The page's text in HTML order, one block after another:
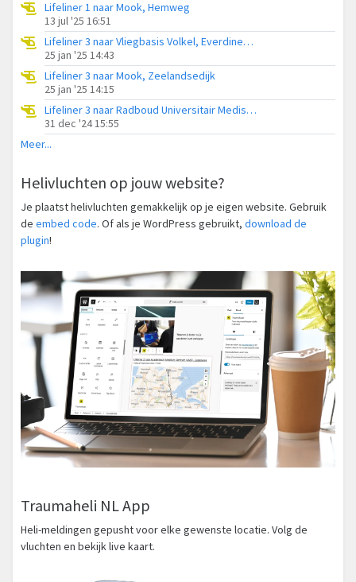
Lifeliner 1 naar Mook, Hemweg
13 jul '25 16:51
Lifeliner 3 naar Vliegbasis Volkel, Everdineweerd
25 jan '25 14:43
Lifeliner 3 naar Mook, Zeelandsedijk
25 jan '25 14:15
Lifeliner 3 naar Radboud Universitair Medisch Centrum, Halderweg
31 dec '24 15:55
Meer...
Helivluchten op jouw website?
Je plaatst helivluchten gemakkelijk op je eigen website. Gebruik
de embed code. Of als je WordPress gebruikt, download de
plugin!
Traumaheli NL App
Heli-meldingen gepusht voor elke gewenste locatie. Volg de
vluchten en bekijk live kaart.